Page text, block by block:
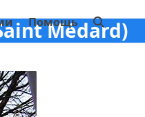
Помощь
Médard)